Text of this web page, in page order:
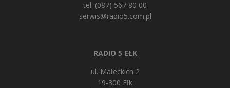
tel. (087) 567 80 00
serwis@radio5.com.pl
RADIO 5 EŁK
ul. Małeckich 2
19-300 Ełk